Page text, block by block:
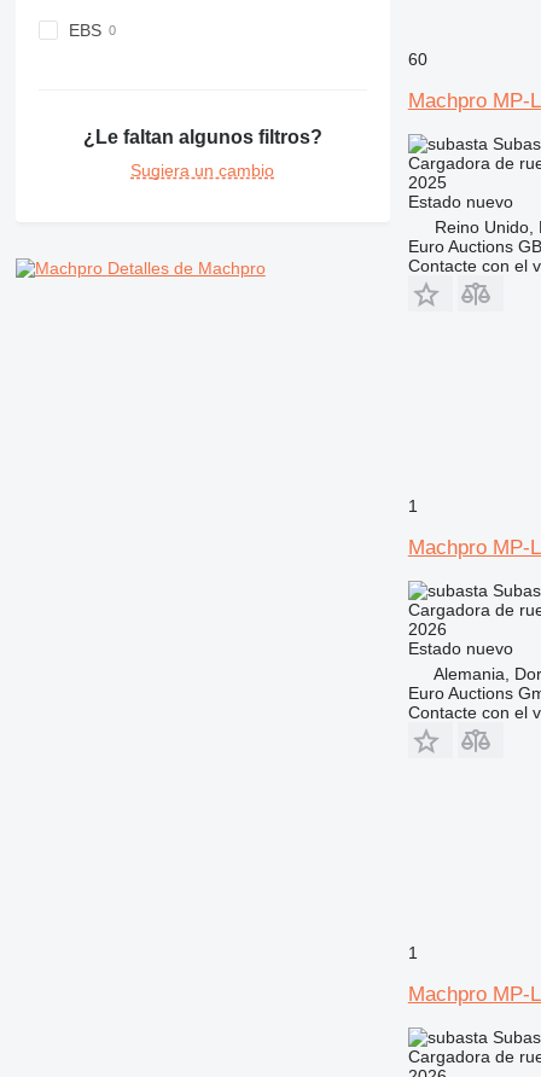
EBS
¿Le faltan algunos filtros?
Sugiera un cambio
Detalles de Machpro
60
Machpro MP-
Cargadora de
2025
Estadonuevo
Reino Unido,
Euro Auctions GB
Contacte con el
1
Machpro MP-
Cargadora de
2026
Estadonuevo
Alemania,
Euro Auctions
Contacte con el
1
Machpro MP-
Cargadora de